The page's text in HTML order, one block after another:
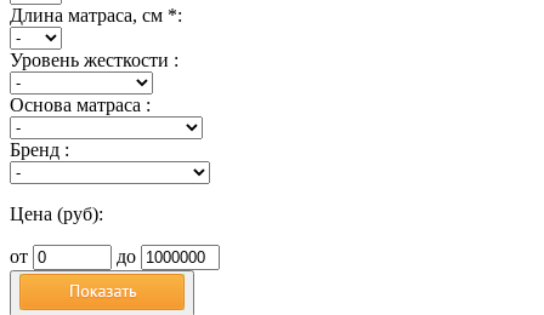
Длина матраса, см *:
Уровень жесткости :
Основа матраса :
Бренд :
Цена (руб):
от до